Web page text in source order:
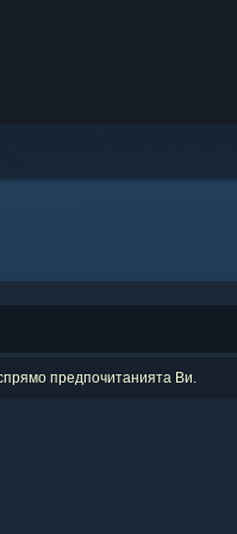
предпочитанията Ви.